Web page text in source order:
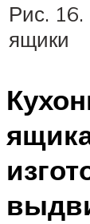
Рис.
ящики